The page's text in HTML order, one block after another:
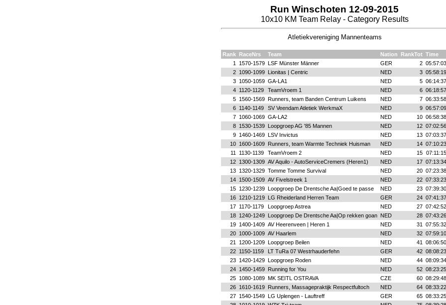
Run Winschoten 12-09-2015
10x10 KM Team Relay - Category Results
Atletiekvereniging Mannenteams
Rank RaceNrs Team Nation RankTot Time
1
1570-1579 LSF Münster Männer GER 2 05:57:03
2 1090-1099 Lionitas | Centric NED 3 05:58:19
3 1050-1059 GA-LA1 NED 5 06:14:37
4 1120-1129 TeamVroem 1 NED 6 06:18:57
5 1560-1569 Runners, team Banden Centrum Luikens NED 7 06:33:58
6 1140-1149 SV Veendam Atletiek WerkmaX NED 9 06:57:09
7 1060-1069 GA-LA2 NED 10 06:58:38
8 1530-1539 Loopgroep AG '85 Mannen NED 12 07:02:56
9 1460-1469 LSV Invictus NED 13 07:03:37
10 1600-1609 Runners, team Warmte Techniek Huisman NED 14 07:10:23
11
1130-1139 TeamVroem 2 NED 15 07:11:15
12 1300-1309 AV Aquilo - AutoServiceCremers (Heren1) NED 17 07:13:34
13 1320-1329 Tomme Tomme Survival NED 20 07:23:38
14 1500-1509 AV Fivelstreek 1 NED 22 07:33:23
15 1230-1239 Loopgroep De Drentsche Aa|Goed te passe NED 23 07:39:30
16 1210-1219 LG Rheiderland Herren Team GER 24 07:41:37
17 1170-1179 Loopgroep Astrea NED 27 07:42:52
18 1240-1249 Loopgroep De Drentsche Aa|Op rekken goan NED 28 07:43:26
19 1400-1409 AV Heerenveen | Heren 1 NED 31
07:55:32
20 1000-1009 AV Haarlem NED 32 07:59:10
21
1200-1209 Loopgroep Beilen NED 41
08:06:50
22 1150-1159 LT TuRa 07 Westrhauderfehn GER 42 08:08:23
23 1420-1429 Loopgroep Roden NED 44 08:09:34
24 1450-1459 Running for You NED 52 08:23:25
25 1080-1089 MK SEITL OSTRAVA CZE 60 08:29:48
26 1610-1619 Runners, Massagepraktijk Respectfultoch NED 64 08:33:22
27 1540-1549 LG Uplengen - Lauftreff GER 65 08:33:25